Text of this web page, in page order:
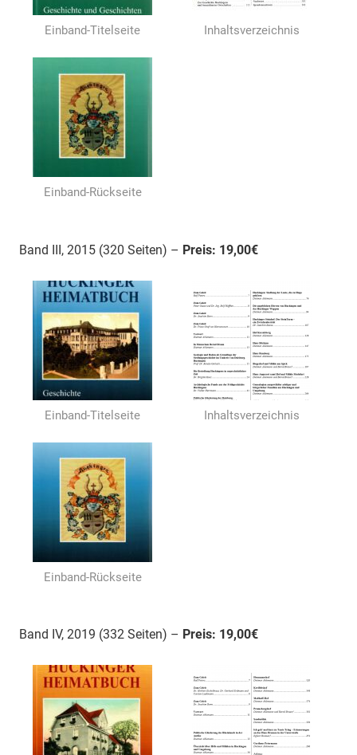
Einband-Titelseite Inhaltsverzeichnis
Einband-Rückseite
Band III, 2015 (320 Seiten) – Preis: 19,00€
Einband-Titelseite Inhaltsverzeichnis
Einband-Rückseite
Band IV, 2019 (332 Seiten) – Preis: 19,00€